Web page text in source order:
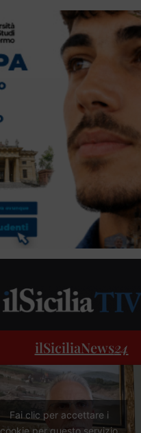
ilSiciliaNews24
Fai clic per accettare i